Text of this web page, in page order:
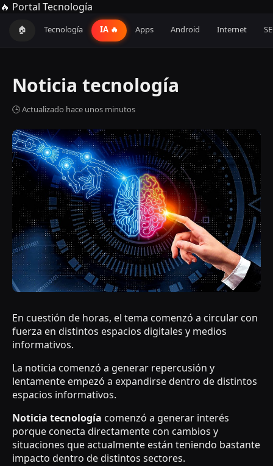
🔥 Portal Tecnología
🏠 Tecnología IA 🔥 Apps Android Internet
Noticia tecnología
🕒 Actualizado hace unos minutos
En cuestión de horas, el tema comenzó a circular con
fuerza en distintos espacios digitales y medios
informativos.
La noticia comenzó a generar repercusión y
lentamente empezó a expandirse dentro de distintos
espacios informativos.
Noticia tecnología comenzó a generar interés
porque conecta directamente con cambios y
situaciones que actualmente están teniendo bastante
impacto dentro de distintos sectores.